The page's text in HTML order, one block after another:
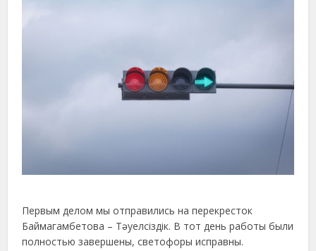
Первым делом мы отправились на перекресток
Баймагамбетова – Тәуелсіздік. В тот день работы были
полностью завершены, светофоры исправны.